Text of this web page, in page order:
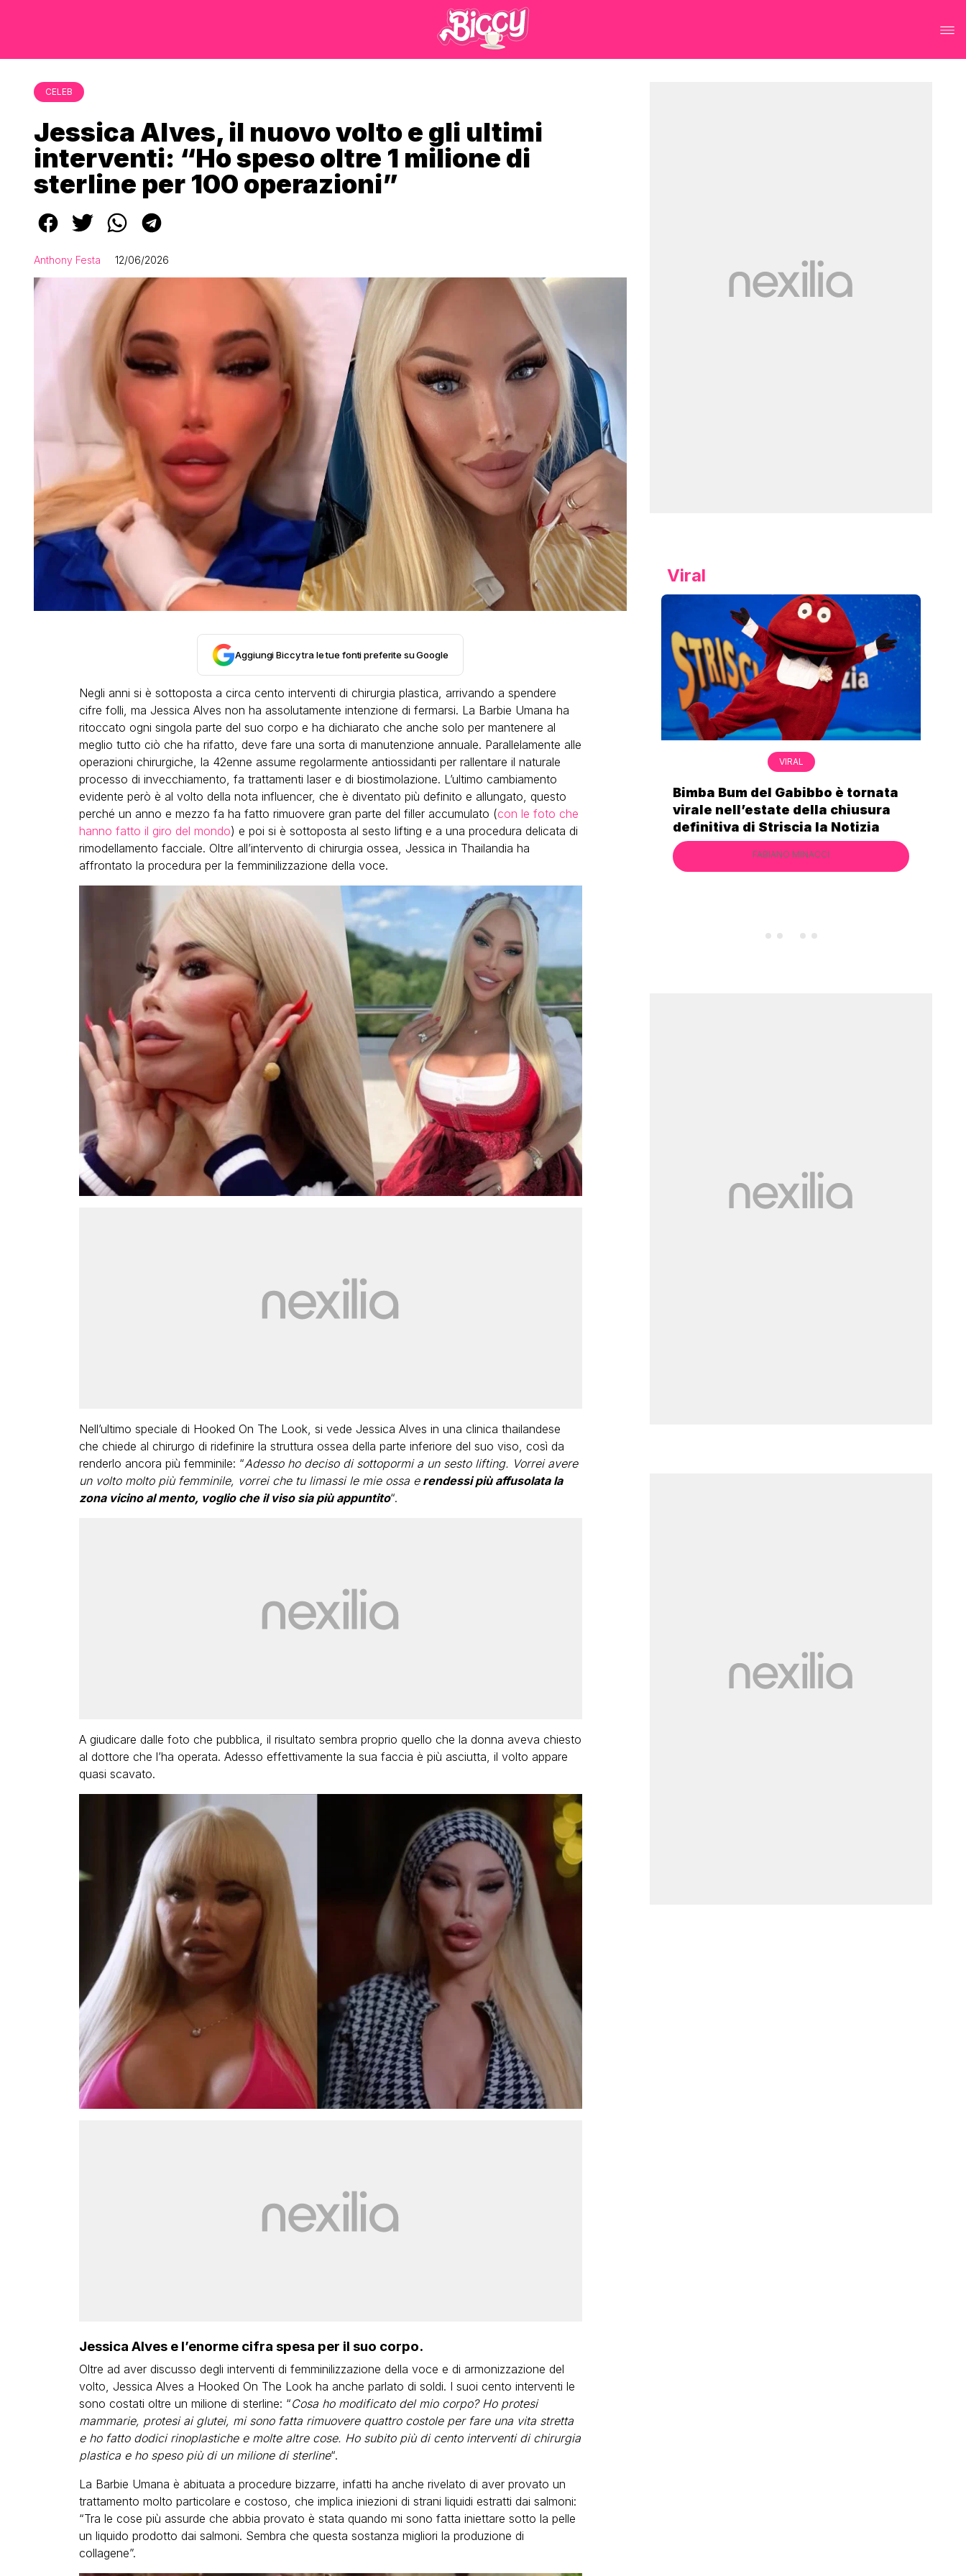
CELEB
Jessica Alves, il nuovo volto e gli ultimi
interventi: “Ho speso oltre 1 milione di
sterline per 100 operazioni”
Anthony Festa 12/06/2026
Aggiungi Biccy tra le tue fonti preferite su Google
Negli anni si è sottoposta a circa cento interventi di chirurgia plastica, arrivando a spendere
cifre folli, ma Jessica Alves non ha assolutamente intenzione di fermarsi. La Barbie Umana ha
ritoccato ogni singola parte del suo corpo e ha dichiarato che anche solo per mantenere al
meglio tutto ciò che ha rifatto, deve fare una sorta di manutenzione annuale. Parallelamente alle
operazioni chirurgiche, la 42enne assume regolarmente antiossidanti per rallentare il naturale
processo di invecchiamento, fa trattamenti laser e di biostimolazione. L’ultimo cambiamento
evidente però è al volto della nota influencer, che è diventato più definito e allungato, questo
perché un anno e mezzo fa ha fatto rimuovere gran parte del filler accumulato (con le foto che
hanno fatto il giro del mondo) e poi si è sottoposta al sesto lifting e a una procedura delicata di
rimodellamento facciale. Oltre all’intervento di chirurgia ossea, Jessica in Thailandia ha
affrontato la procedura per la femminilizzazione della voce.
Nell’ultimo speciale di Hooked On The Look, si vede Jessica Alves in una clinica thailandese
che chiede al chirurgo di ridefinire la struttura ossea della parte inferiore del suo viso, così da
renderlo ancora più femminile: “Adesso ho deciso di sottopormi a un sesto lifting. Vorrei avere
un volto molto più femminile, vorrei che tu limassi le mie ossa erendessi più affusolata la
zona vicino al mento, voglio che il viso sia più appuntito“.
A giudicare dalle foto che pubblica, il risultato sembra proprio quello che la donna aveva chiesto
al dottore che l’ha operata. Adesso effettivamente la sua faccia è più asciutta, il volto appare
quasi scavato.
Jessica Alves e l’enorme cifra spesa per il suo corpo.
Oltre ad aver discusso degli interventi di femminilizzazione della voce e di armonizzazione del
volto, Jessica Alves a Hooked On The Look ha anche parlato di soldi. I suoi cento interventi le
sono costati oltre un milione di sterline: “Cosa ho modificato del mio corpo? Ho protesi
mammarie, protesi ai glutei, mi sono fatta rimuovere quattro costole per fare una vita stretta
e ho fatto dodici rinoplastiche e molte altre cose. Ho subito più di cento interventi di chirurgia
plastica e ho speso più di un milione di sterline“.
La Barbie Umana è abituata a procedure bizzarre, infatti ha anche rivelato di aver provato un
trattamento molto particolare e costoso, che implica iniezioni di strani liquidi estratti dai salmoni:
“Tra le cose più assurde che abbia provato è stata quando mi sono fatta iniettare sotto la pelle
un liquido prodotto dai salmoni. Sembra che questa sostanza migliori la produzione di
collagene”.
Viral
LGBT
Bambola Star, la festa di
compleanno con tutte le grandi
dive compie 15 anni: il video
completo
FABIANO MINACCI
VIRAL
Camilla Milanesi lascia tutto:
“Addio cike mie, siete state una
grande famiglia per me”
FABIANO MINACCI
VIRAL
Bimba Bum del Gabibbo è tornata
virale nell’estate della chiusura
definitiva di Striscia la Notizia
FABIANO MINACCI